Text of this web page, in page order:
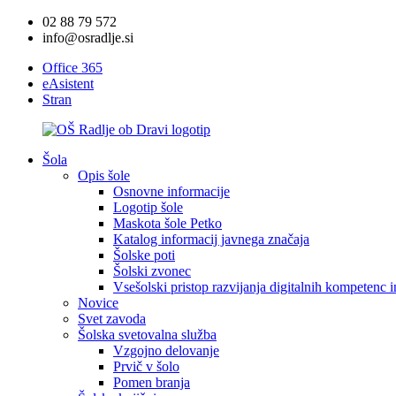
02 88 79 572
info@osradlje.si
Office 365
eAsistent
Stran
Šola
Opis šole
Osnovne informacije
Logotip šole
Maskota šole Petko
Katalog informacij javnega značaja
Šolske poti
Šolski zvonec
Vsešolski pristop razvijanja digitalnih kompetenc
Novice
Svet zavoda
Šolska svetovalna služba
Vzgojno delovanje
Prvič v šolo
Pomen branja